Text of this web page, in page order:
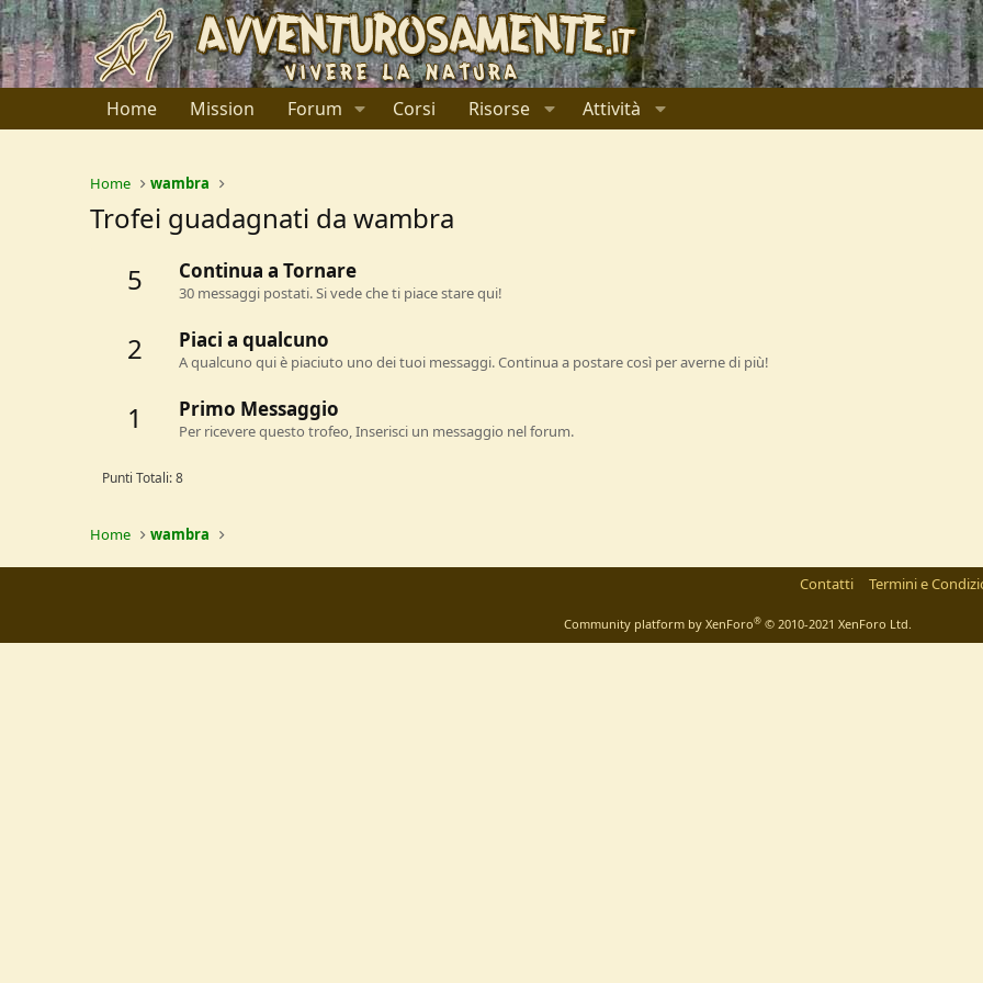
Home Mission Forum Corsi Risorse Attività
Home wambra
Trofei guadagnati da wambra
5
Continua a Tornare
30 messaggi postati. Si vede che ti piace stare qui!
2 Piaci a qualcuno
A qualcuno qui è piaciuto uno dei tuoi messaggi. Continua a postare così per averne di più!
1 Primo Messaggio
Per ricevere questo trofeo, Inserisci un messaggio nel forum.
Punti Totali: 8
Home wambra
Contatti Termini e
Community platform by XenForo® © 2010-2021 XenForo Ltd.